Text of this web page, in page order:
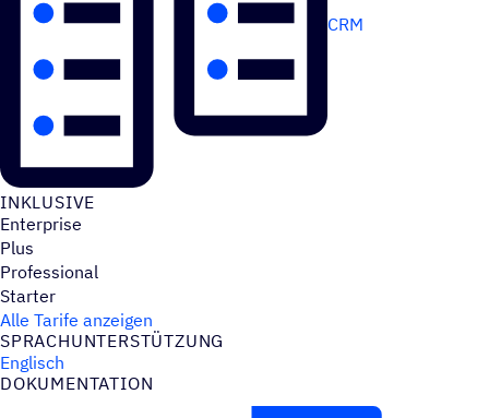
CRM
INKLU­SIVE
Enterprise
Plus
Professional
Starter
Alle Tarife anzeigen
SPRACH­UN­TER­STÜT­ZUNG
Englisch
DOKU­MEN­TA­TION